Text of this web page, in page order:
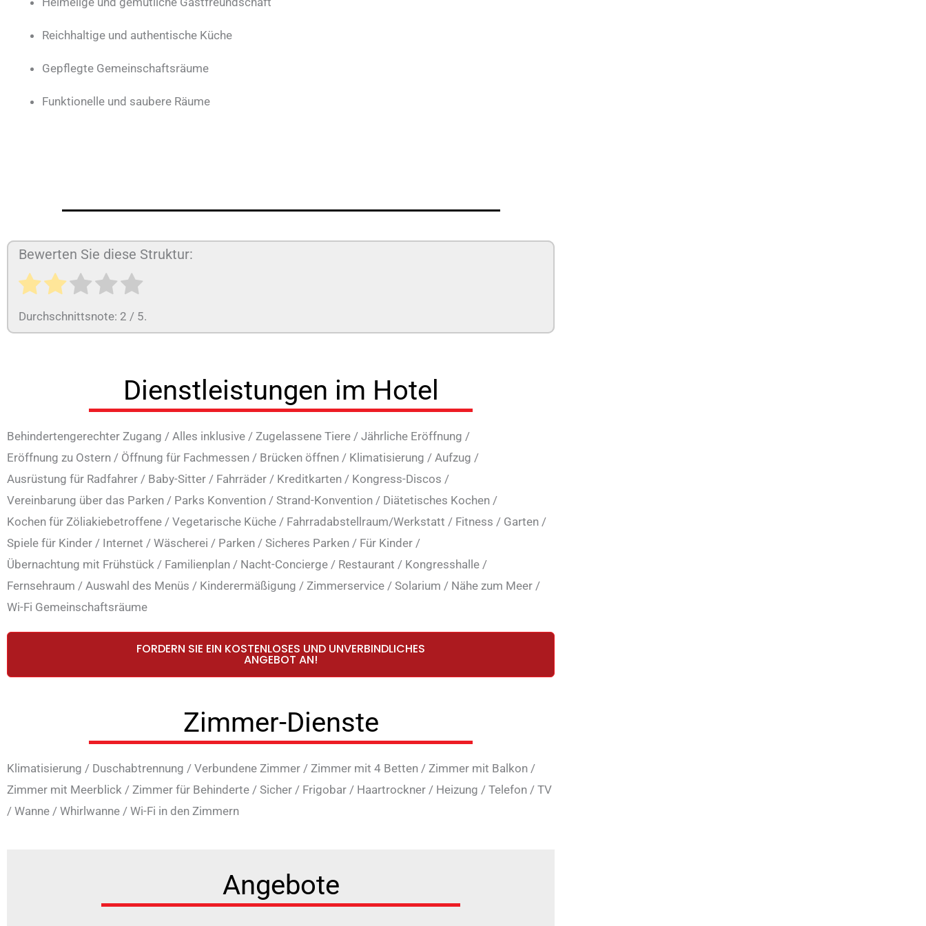
Reichhaltige und authentische Küche
Gepflegte Gemeinschaftsräume
Funktionelle und saubere Räume
Bewerten Sie diese Struktur:
Durchschnittsnote: 2 / 5.
Dienstleistungen im Hotel
Behindertengerechter Zugang / Alles inklusive / Zugelassene Tiere / Jährliche Eröffnung /
Eröffnung zu Ostern / Öffnung für Fachmessen / Brücken öffnen / Klimatisierung / Aufzug /
Ausrüstung für Radfahrer / Baby-Sitter / Fahrräder / Kreditkarten / Kongress-Discos /
Vereinbarung über das Parken / Parks Konvention / Strand-Konvention / Diätetisches Kochen /
Kochen für Zöliakiebetroffene / Vegetarische Küche / Fahrradabstellraum/Werkstatt / Fitness / Garten /
Spiele für Kinder / Internet / Wäscherei / Parken / Sicheres Parken / Für Kinder /
Übernachtung mit Frühstück / Familienplan / Nacht-Concierge / Restaurant / Kongresshalle /
Fernsehraum / Auswahl des Menüs / Kinderermäßigung / Zimmerservice / Solarium / Nähe zum Meer /
Wi-Fi Gemeinschaftsräume
FORDERN SIE EIN KOSTENLOSES UND UNVERBINDLICHES
ANGEBOT AN!
Zimmer-Dienste
Klimatisierung / Duschabtrennung / Verbundene Zimmer / Zimmer mit 4 Betten / Zimmer mit Balkon /
Zimmer mit Meerblick / Zimmer für Behinderte / Sicher / Frigobar / Haartrockner / Heizung / Telefon / TV
/ Wanne / Whirlwanne / Wi-Fi in den Zimmern
Angebote